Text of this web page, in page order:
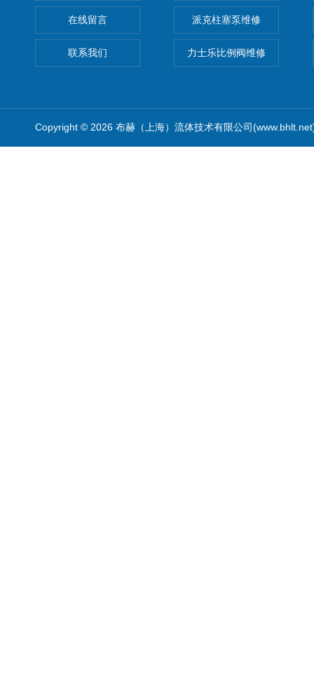
在线留言
联系我们
派克柱塞泵维修
力士乐比例阀维修
Copyright © 2026 布赫（上海）流体技术有限公司